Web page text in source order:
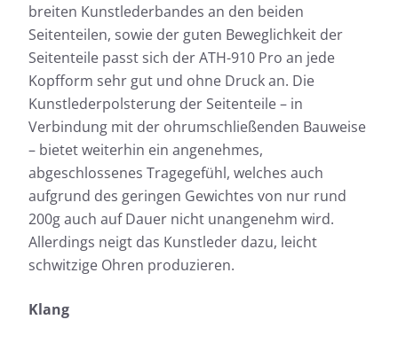
breiten Kunstlederbandes an den beiden
Seitenteilen, sowie der guten Beweglichkeit der
Seitenteile passt sich der ATH-910 Pro an jede
Kopfform sehr gut und ohne Druck an. Die
Kunstlederpolsterung der Seitenteile – in
Verbindung mit der ohrumschließenden Bauweise
– bietet weiterhin ein angenehmes,
abgeschlossenes Tragegefühl, welches auch
aufgrund des geringen Gewichtes von nur rund
200g auch auf Dauer nicht unangenehm wird.
Allerdings neigt das Kunstleder dazu, leicht
schwitzige Ohren produzieren.
Klang